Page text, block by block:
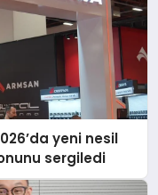
yeni nesil
sergiledi